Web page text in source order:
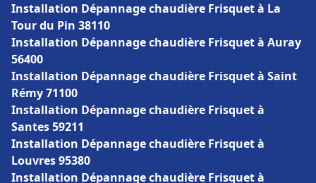
Installation Dépannage chaudière Frisquet à La
Tour du Pin 38110
Installation Dépannage chaudière Frisquet à Auray
56400
Installation Dépannage chaudière Frisquet à Saint
Rémy 71100
Installation Dépannage chaudière Frisquet à
Santes 59211
Installation Dépannage chaudière Frisquet à
Louvres 95380
Installation Dépannage chaudière Frisquet à